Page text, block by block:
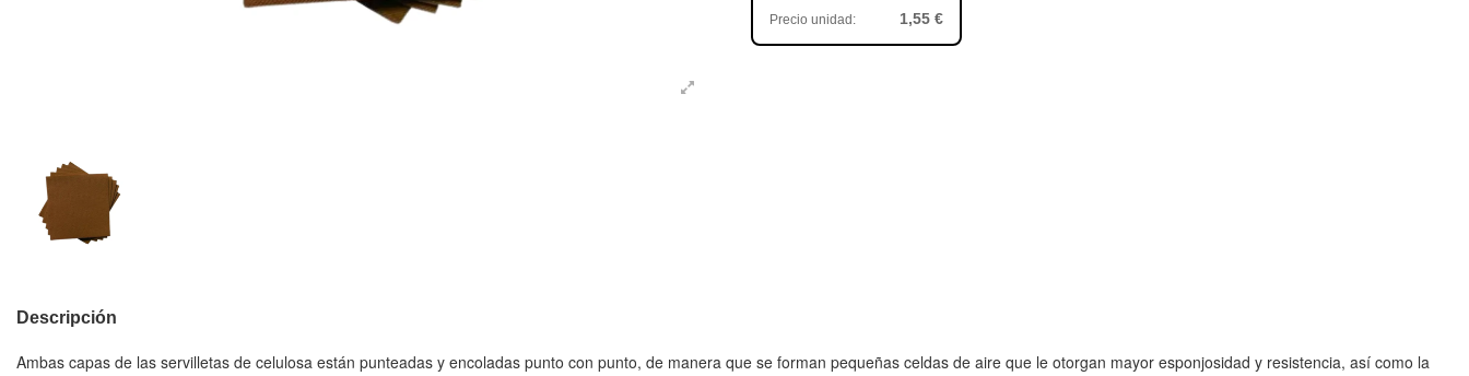
Precio unidad: 1,55 €
Descripción
Ambas capas de las servilletas de celulosa están punteadas y encoladas punto con punto, de manera que se forman pequeñas celdas de aire que le otorgan mayor esponjosidad y resistencia, así como la